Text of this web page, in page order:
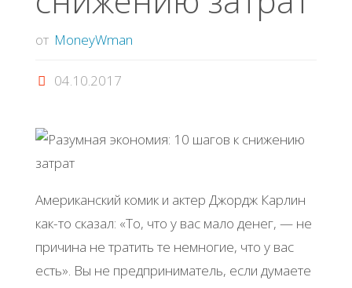
от MoneyWman
04.10.2017
Американский комик и актер Джордж Карлин
как-то сказал: «То, что у вас мало денег, — не
причина не тратить те немногие, что у вас
есть». Вы не предприниматель, если думаете